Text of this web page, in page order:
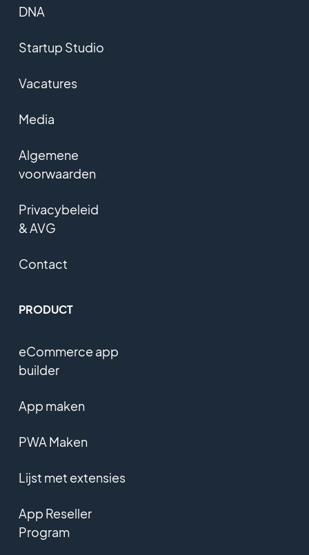
DNA
Startup Studio
Vacatures
Media
Algemene
voorwaarden
Privacybeleid
& AVG
Contact
PRODUCT
eCommerce app
builder
App maken
PWA Maken
Lijst met extensies
App Reseller
Program